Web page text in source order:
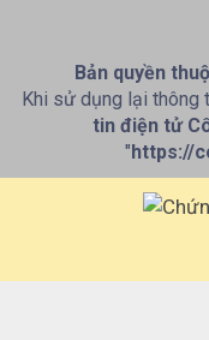
Bản quyền
Khi sử dụng lại thông
tin điện tử
"https://